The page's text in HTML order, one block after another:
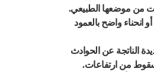
من موضعها الطبيعي.
انحناء واضح بالعمود
الناتجة عن الحوادث
من ارتفاعات.